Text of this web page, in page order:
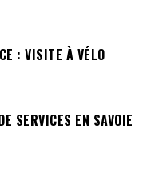
: VISITE À VÉLO
SERVICES EN SAVOIE